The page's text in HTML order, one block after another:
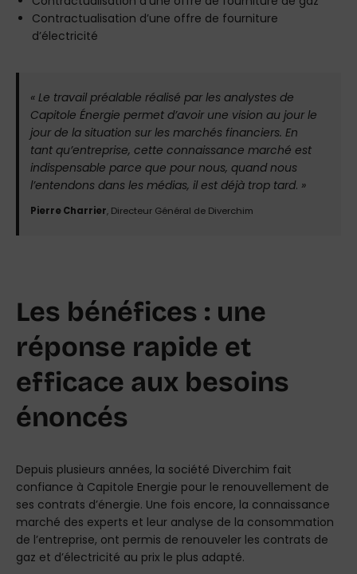
Contractualisation d’une offre de fourniture
d’électricité
« Le travail préalable réalisé par les analystes de
Capitole Énergie permet d’avoir une vision au jour le
jour de la situation sur les marchés financiers. En
tant qu’entreprise, cette connaissance marché est
indispensable parce que pour nous, quand nous
l’entendons dans les médias, il est déjà trop tard. »
Pierre Charrier, Directeur Général de Diverchim
Les bénéfices : une
réponse rapide et
efficace aux besoins
énoncés
Depuis plusieurs années, la société Diverchim fait
confiance à Capitole Energie pour le renouvellement de
ses contrats d’énergie. Une fois encore, la connaissance
marché des experts et leur analyse de la consommation
de l’entreprise, ont permis de renouveler les contrats de
gaz et d’électricité au prix le plus adapté.